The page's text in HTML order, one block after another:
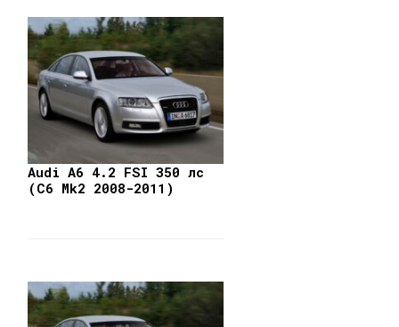
Audi A6 4.2 FSI 350 лс
(C6 Mk2 2008-2011)